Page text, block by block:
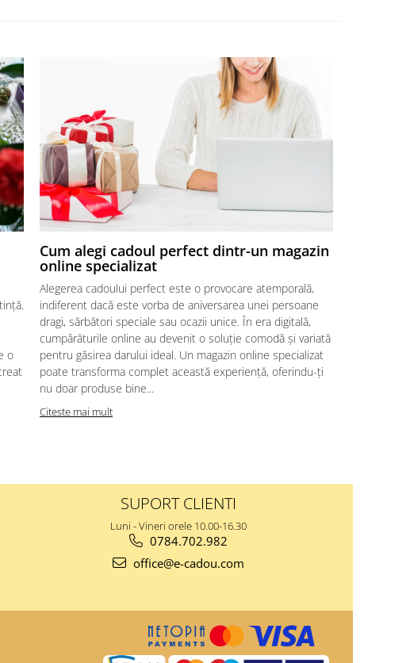
o
Cum alegi cadoul perfect dintr-un magazin
online specializat
Alegerea cadoului perfect este o provocare atemporală,
indiferent dacă este vorba de aniversarea unei persoane
dragi, sărbători speciale sau ocazii unice. În era digitală,
cumpărăturile online au devenit o soluție comodă și variată
pentru găsirea darului ideal. Un magazin online specializat
poate transforma complet această experiență, oferindu-ți
nu doar produse bine...
Citeste mai mult
SUPORT CLIENTI
Luni - Vineri orele 10.00-16.30
0784.702.982
office@e-cadou.com